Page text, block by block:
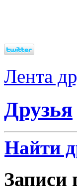
Лента
Друзья
Найти
Записи